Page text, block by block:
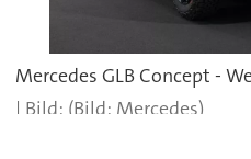
(Bild: Mercedes)